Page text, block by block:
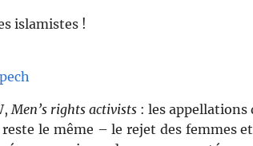
islamistes !
Men’s rights activists : les
le même – le rejet des femmes